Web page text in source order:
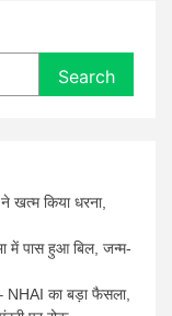
बोर्ड
एक्शन
Search
खत्म किया धरना,
में पास हुआ बिल, जन्म-
का बड़ा फैसला,